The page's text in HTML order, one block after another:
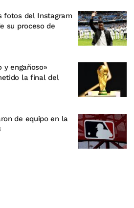
fotos del Instagram
su proceso de
y engañoso»
la final del
de equipo en la